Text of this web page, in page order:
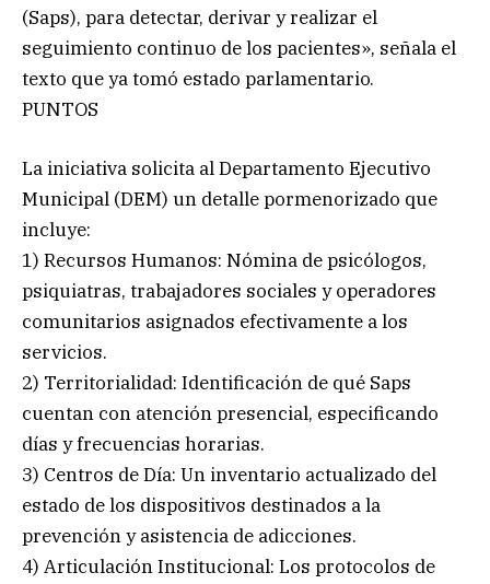
(Saps), para detectar, derivar y realizar el
seguimiento continuo de los pacientes», señala el
texto que ya tomó estado parlamentario.
PUNTOS
La iniciativa solicita al Departamento Ejecutivo
Municipal (DEM) un detalle pormenorizado que
incluye:
1) Recursos Humanos: Nómina de psicólogos,
psiquiatras, trabajadores sociales y operadores
comunitarios asignados efectivamente a los
servicios.
2) Territorialidad: Identificación de qué Saps
cuentan con atención presencial, especificando
días y frecuencias horarias.
3) Centros de Día: Un inventario actualizado del
estado de los dispositivos destinados a la
prevención y asistencia de adicciones.
4) Articulación Institucional: Los protocolos de